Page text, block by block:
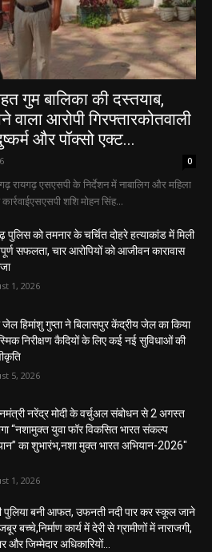
गुम बालिका की दस्तयाब,
वाला आरोपी गिरफ्तारकोतवाली
और पॉक्सो एक्ट...
0
रायगढ़ एसएसपी के निर्देशन में नाबालिग और महिला
शशि मोहन सिंह...
पुलिस को तमनार के चर्चित दोहरे हत्याकांड में मिली
सफलता, चार आरोपियों को आजीवन कारावास
1, 2026
जेल हिमांशु गुप्ता ने बिलासपुर केंद्रीय जेल का किया
निरीक्षण कैदियों के लिए कई नई सुविधाओं की
5, 2026
नरेंद्र मोदी के वर्चुअल संबोधन से 2 अगस्त
“नशामुक्त युवा फॉर विकसित भारत संकल्प
का शुभारंभ,नशा मुक्त भारत अभियान-2026″
1, 2026
पुलिया बनी आफत, उफनती नदी पार कर स्कूल जाने
बच्चे,निर्माण कार्य में देरी से ग्रामीणों में नाराजगी,
और जिम्मेदार अधिकारियों...